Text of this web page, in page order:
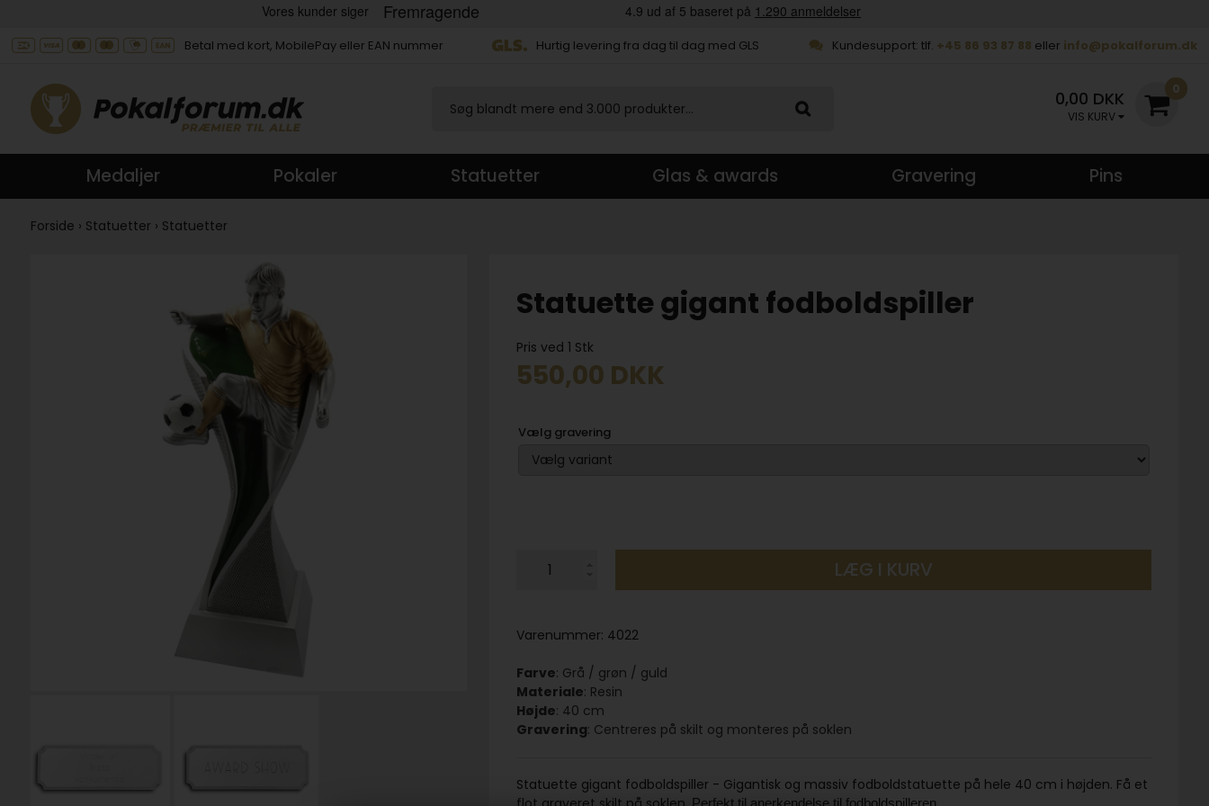
Betal med kort, MobilePay eller EAN nummer Hurtig levering fra dag til dag med GLS Kundesupport: tlf. +45 86 93 87 88 eller info@pokalforum.dk
0
0,00 DKK
VIS KURV
Medaljer Pokaler Statuetter Glas & awards Gravering Pins
Forside › Statuetter › Statuetter
Statuette gigant fodboldspiller
Pris ved 1 Stk
550,00 DKK
Vælg gravering
LÆG I KURV
Varenummer: 4022
Farve: Grå / grøn / guld
Materiale: Resin
Højde: 40 cm
Gravering: Centreres på skilt og monteres på soklen
Statuette gigant fodboldspiller - Gigantisk og massiv fodboldstatuette på hele 40 cm i højden. Få et